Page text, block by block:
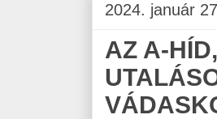
2024. január
AZ A-